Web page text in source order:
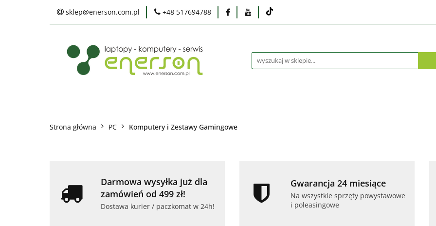
sklep@enerson.com.pl +48 517694788
Serwis
Praca Ochrona środowiska Dlaczego poleasingowy?
Laptopy PC Monitory
Karty graficzne Akcesoria Telefony i tablety Serwis Praca
Strona główna PC Komputery i Zestawy Gamingowe
Darmowa wysyłka już dla
zamówień od 499 zł!
Dostawa kurier / paczkomat w 24h!
Gwarancja 24 miesiące
Na wszystkie sprzęty powystawowe
i poleasingowe